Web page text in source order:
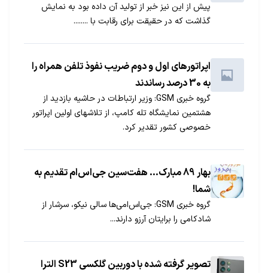
پیش از این نیز خبر از تولید آن داده بود به نمایش
گذاشت که در حقیقت برای رقابت با ........
اپراتورهای اول و دوم ضریب نفوذ تلفن همراه را
به 30 درصد رساندند
گروه خبری GSM: وزیر ارتباطات در حاشیه بازدید از
هشتمین نمایشگاه تله کامپ، از تلاشهای اولین اپراتور
خصوصی کشور تقدیر کرد.
بهار 89 مبارک… هفت‌سین جی‌اس‌ام تقدیم به
شما!
گروه خبری GSM: جی‌اس‌امی‌ها سالی نیکو، سرشار از
شادکامی را برایتان آرزو دارند...
تصویر گرفته شده با دوربین گلکسی S23 الترا